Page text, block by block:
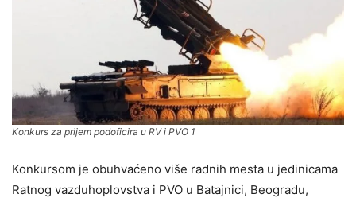
Konkurs za prijem podoficira u RV i PVO 1
Konkursom je obuhvaćeno više radnih mesta u jedinicama
Ratnog vazduhoplovstva i PVO u Batajnici, Beogradu,